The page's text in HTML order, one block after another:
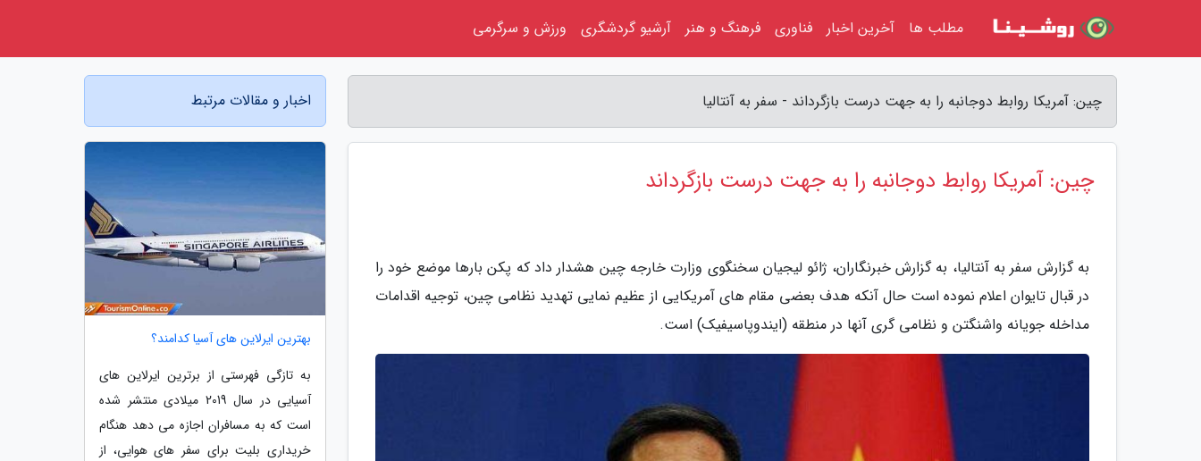
چین: آمریکا روابط دوجانبه را به جهت درست بازگرداند - سفر به آنتالیا
چین: آمریکا روابط دوجانبه را به جهت درست بازگرداند
به گزارش سفر به آنتالیا، به گزارش خبرنگاران، ژائو لیجیان سخنگوی وزارت خارجه چین هشدار داد که پکن بارها موضع خود را
در قبال تایوان اعلام نموده است حال آنکه هدف بعضی مقام های آمریکایی از عظیم نمایی تهدید نظامی چین، توجیه اقدامات
مداخله جویانه واشنگتن و نظامی گری آنها در منطقه (ایندوپاسیفیک) است.
اخبار و مقالات مرتبط
بهترین ایرلاین های آسیا کدامند؟
به تازگی فهرستی از برترین ایرلاین های
آسیایی در سال 2019 میلادی منتشر شده
است که به مسافران اجازه می دهد هنگام
خریداری بلیت برای سفر های هوایی، از
مطلب ها آخرین اخبار فناوری فرهنگ و هنر آرشیو گردشگری ورزش و سرگرمی